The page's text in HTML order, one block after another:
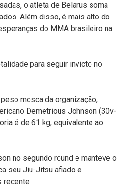
o atleta de Belarus soma
Além disso, é mais alto do
do MMA brasileiro na
para seguir invicto no
mosca da organização,
Demetrious Johnson (30v-
é de 61 kg, equivalente ao
no segundo round e manteve o
seu Jiu-Jitsu afiado e
recente.